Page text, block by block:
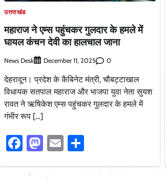
उत्तराखंड
महाराज ने एम्स पहुंचकर गुलदार के हमले में
घायल कंचन देवी का हालचाल जाना
News Desk December 11, 2025 0
देहरादून। प्रदेश के कैबिनेट मंत्री, चौबट्टाखाल
विधायक सतपाल महाराज और भाजपा युवा नेता सुयश
रावत ने ऋषिकेश एम्स पहुंचकर गुलदार के हमले में
गंभीर रूप […]
Facebook
Mastodon
Email